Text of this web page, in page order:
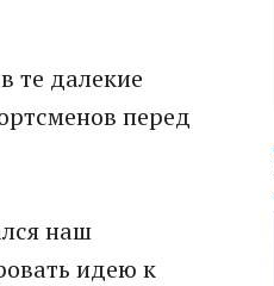
те далекие
перед
наш
идею к